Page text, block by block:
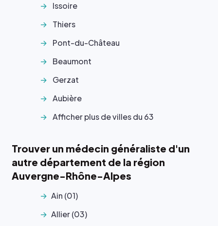
Issoire
Thiers
Pont-du-Château
Beaumont
Gerzat
Aubière
Afficher plus de villes du 63
Trouver un médecin généraliste d'un
autre département de la région
Auvergne-Rhône-Alpes
Ain (01)
Allier (03)